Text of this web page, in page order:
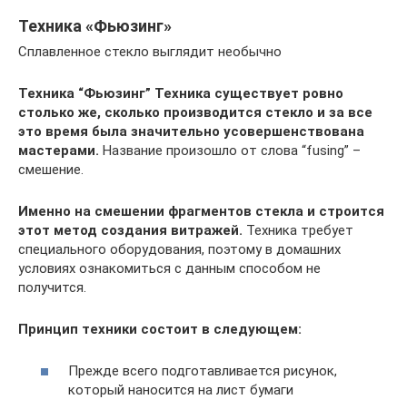
Техника «Фьюзинг»
Сплавленное стекло выглядит необычно
Техника “Фьюзинг” Техника существует ровно
столько же, сколько производится стекло и за все
это время была значительно усовершенствована
мастерами. Название произошло от слова “fusing” –
смешение.
Именно на смешении фрагментов стекла и строится
этот метод создания витражей. Техника требует
специального оборудования, поэтому в домашних
условиях ознакомиться с данным способом не
получится.
Принцип техники состоит в следующем:
Прежде всего подготавливается рисунок,
который наносится на лист бумаги